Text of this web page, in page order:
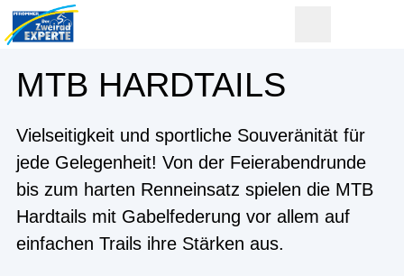
MTB HARDTAILS
Vielseitigkeit und sportliche Souveränität für
jede Gelegenheit! Von der Feierabendrunde
bis zum harten Renneinsatz spielen die MTB
Hardtails mit Gabelfederung vor allem auf
einfachen Trails ihre Stärken aus.